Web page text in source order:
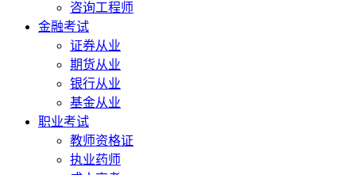
咨询工程师
金融考试
证券从业
期货从业
银行从业
基金从业
职业考试
教师资格证
执业药师